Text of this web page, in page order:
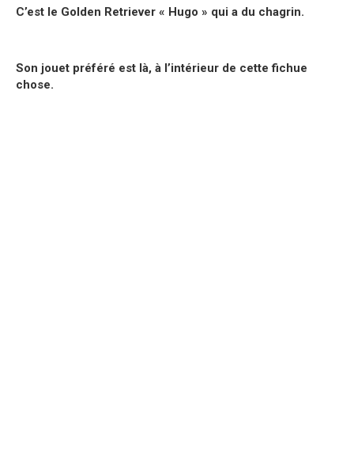
C’est le Golden Retriever « Hugo » qui a du chagrin.
Son jouet préféré est là, à l’intérieur de cette fichue
chose.